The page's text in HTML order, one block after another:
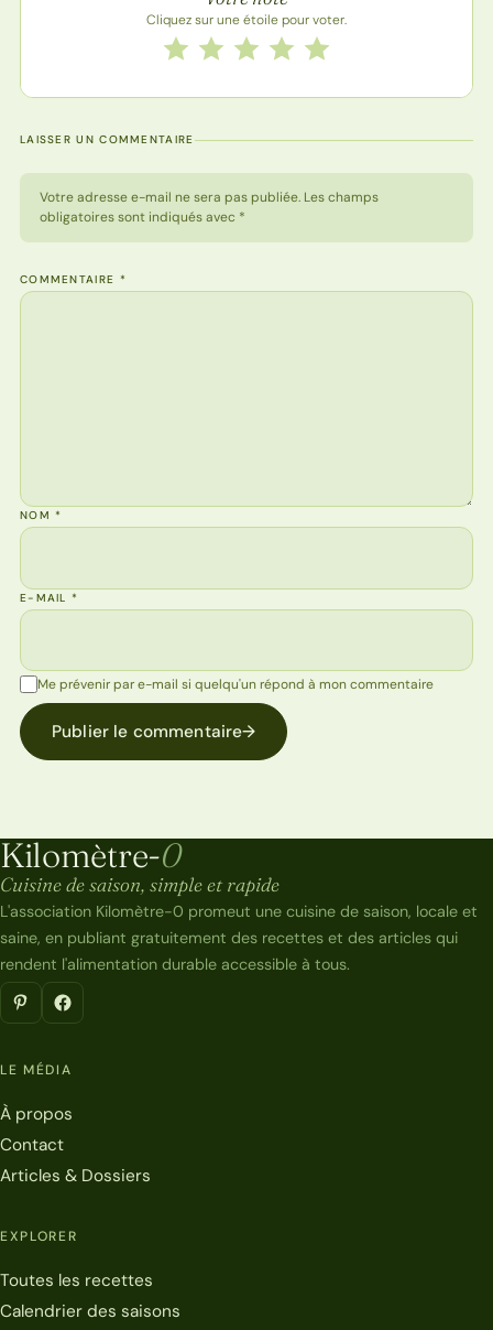
Cliquez sur une étoile pour voter.
Notez cette recette de 1 à 5 étoiles
5 étoiles
4 étoiles
3 étoiles
2 étoiles
1 étoile
LAISSER UN COMMENTAIRE
Votre adresse e-mail ne sera pas publiée. Les champs
obligatoires sont indiqués avec *
COMMENTAIRE *
NOM*
E-MAIL*
Me prévenir par e-mail si quelqu'un répond à mon commentaire
Publier le commentaire→
Kilomètre-0
Kilomètre-0
Cuisine de saison, simple et rapide
L'association Kilomètre-0 promeut une cuisine de saison, locale et
saine, en publiant gratuitement des recettes et des articles qui
rendent l'alimentation durable accessible à tous.
LE MÉDIA
À propos
Contact
Articles & Dossiers
EXPLORER
Toutes les recettes
Calendrier des saisons